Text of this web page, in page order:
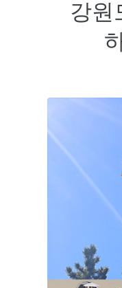
강원